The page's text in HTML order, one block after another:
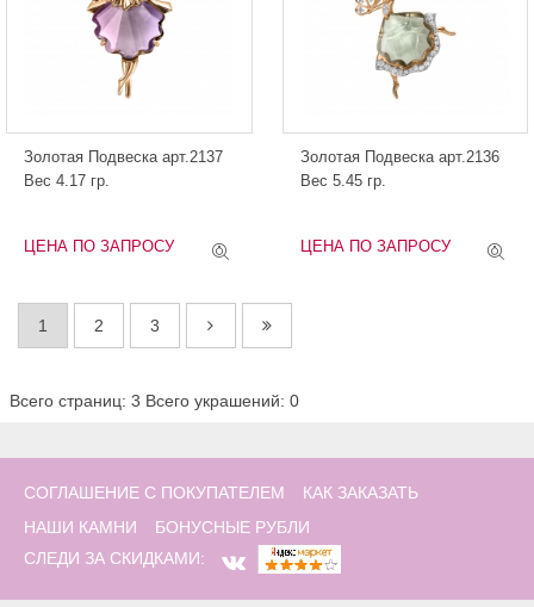
Золотая Подвеска арт.2137
Вес 4.17 гр.
ЦЕНА ПО ЗАПРОСУ
Золотая Подвеска арт.2136
Вес 5.45 гр.
ЦЕНА ПО ЗАПРОСУ
1 2 3
Всего страниц: 3 Всего украшений: 0
СОГЛАШЕНИЕ С ПОКУПАТЕЛЕМ
КАК ЗАКАЗАТЬ
НАШИ КАМНИ
БОНУСНЫЕ РУБЛИ
СЛЕДИ ЗА СКИДКАМИ: